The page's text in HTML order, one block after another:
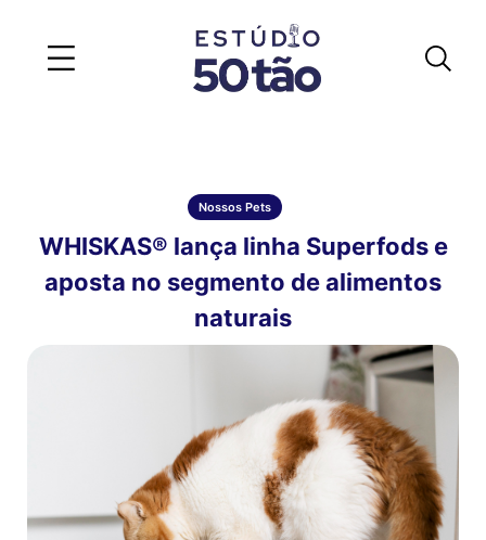
Nossos Pets
WHISKAS® lança linha Superfods e
aposta no segmento de alimentos
naturais